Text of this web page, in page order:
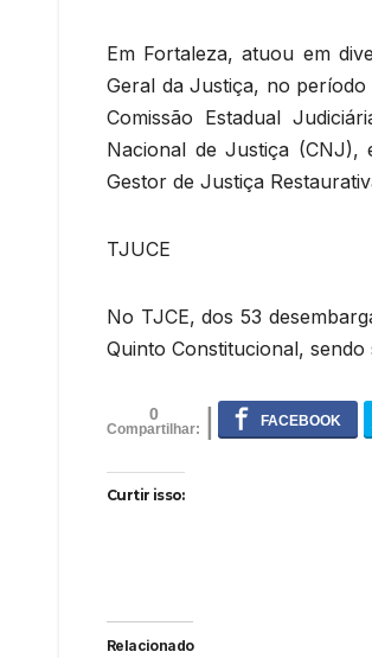
Em Fortaleza, atuou em
Geral da Justiça, no
Comissão Estadual
Nacional de Justiça
Gestor de Justiça
TJUCE
No TJCE, dos 53
Quinto Constitucional,
0
Curtir isso:
Relacionado